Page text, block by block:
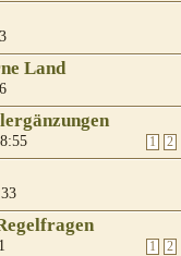
Land
1 2
1 2